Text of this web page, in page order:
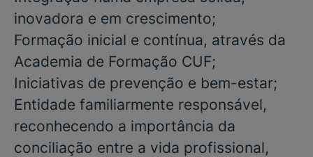
inovadora e em crescimento;
Formação inicial e contínua, através da
Academia de Formação CUF;
Iniciativas de prevenção e bem-estar;
Entidade familiarmente responsável,
reconhecendo a importância da
conciliação entre a vida profissional,